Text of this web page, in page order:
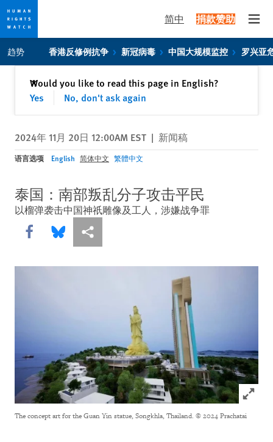
Skip
to
privacy
Skip
to
content
简中 捐款赞助
趋势 香港反修例抗争 新冠病毒 中国大规模监控 罗兴亚
Would you like to read this page in English?
Yes
No, don't ask again
✕关闭
2024年 11月 20日 12:00AM EST | 新闻稿
语言选项 English 简体中文 繁體中文
泰国：南部叛乱分子攻击平民
以榴弹袭击中国神祇雕像及工人，涉嫌战争罪
Share this via Facebook
Share this via Bluesky
More sharing options
Click
The concept art for the Guan Yin statue, Songkhla, Thailand. © 2024 Prachatai